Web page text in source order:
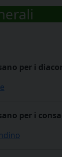
per i
per i